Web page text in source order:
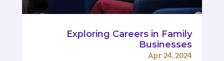
Exploring Careers in Family
Businesses
Apr 24, 2024